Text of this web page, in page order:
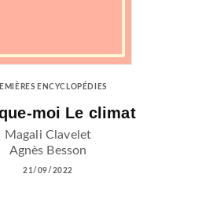
ENCYCLOPÉDIES
moi Le climat
Magali Clavelet
Agnès Besson
21/09/2022